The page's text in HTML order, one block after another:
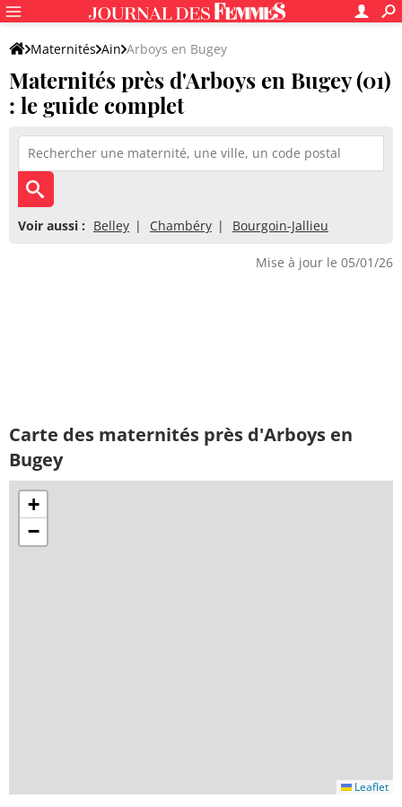
Maternités Ain Arboys en Bugey
Maternités près d'Arboys en Bugey (01)
: le guide complet
Voir aussi : Belley Chambéry Bourgoin-Jallieu
Mise à jour le 05/01/26
Carte des maternités près d'Arboys en
Bugey
+
−
Leaflet